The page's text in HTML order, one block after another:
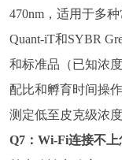
470nm，适用于多
Quant-iT和SYBR
和标准品（已知浓
配比和孵育时间操
测定低至皮克级浓度
Q7：Wi-Fi连接不上